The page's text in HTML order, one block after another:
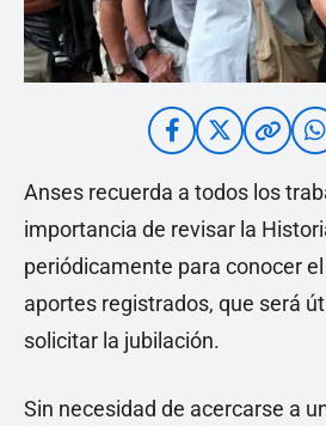
Anses recuerda a todos los
importancia de revisar la
periódicamente para conocer
aportes registrados, que será
solicitar la jubilación.
Sin necesidad de acercarse a